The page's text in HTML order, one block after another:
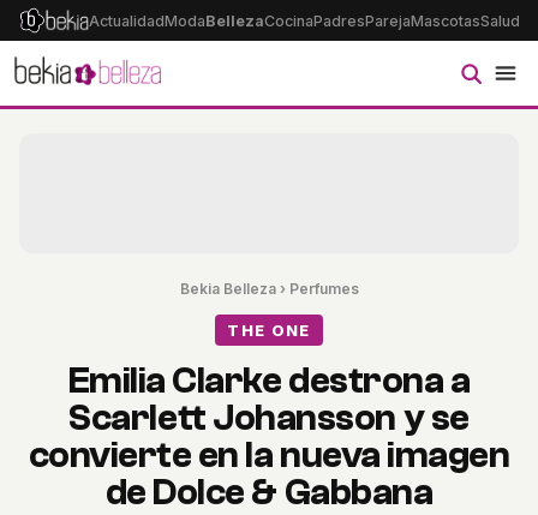
ActualidadModaBellezaCocinaPadresParejaMascotasSalud
Bekia Belleza› Perfumes
THE ONE
Emilia Clarke destrona a
Scarlett Johansson y se
convierte en la nueva imagen
de Dolce & Gabbana